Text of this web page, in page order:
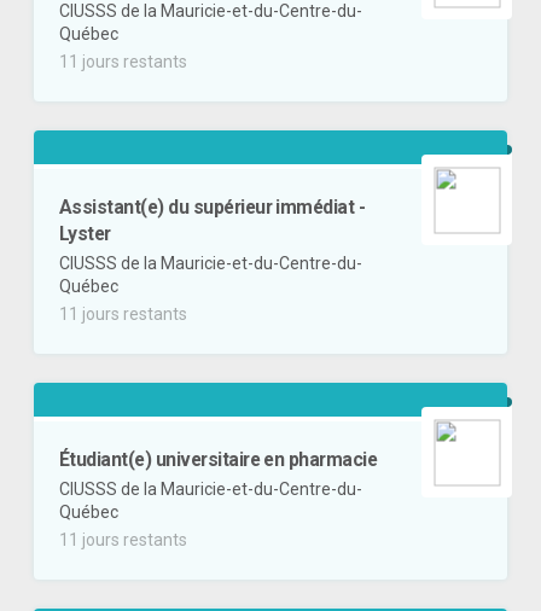
CIUSSS de la Mauricie-et-du-Centre-du-
Québec
11 jours restants
Assistant(e) du supérieur immédiat -
Lyster
CIUSSS de la Mauricie-et-du-Centre-du-
Québec
11 jours restants
Étudiant(e) universitaire en pharmacie
CIUSSS de la Mauricie-et-du-Centre-du-
Québec
11 jours restants